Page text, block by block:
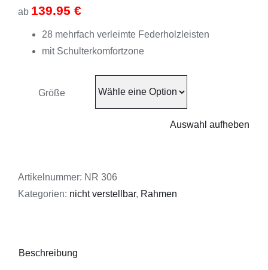
ab 139.95 €
28 mehrfach verleimte Federholzleisten
mit Schulterkomfortzone
Größe
Auswahl aufheben
Artikelnummer: NR 306
Kategorien: nicht verstellbar, Rahmen
Beschreibung